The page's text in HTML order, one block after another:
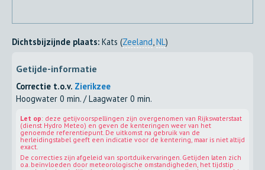
Dichtsbijzijnde plaats: Kats (Zeeland NL)
Getijde-informatie
Correctie t.o.v. Zierikzee
Hoogwater 0 min. / Laagwater 0 min.
Let op: deze getijvoorspellingen zijn overgenomen van Rijkswaterstaat
(dienst Hydro Meteo) en geven de kenteringen weer van het
genoemde referentiepunt. De uitkomst na gebruik van de
herleidingstabel geeft een indicatie voor de kentering, maar is niet altijd
exact.
De correcties zijn afgeleid van sportduikervaringen. Getijden laten zich
o.a. beïnvloeden door meteorologische omstandigheden, het tijdstip